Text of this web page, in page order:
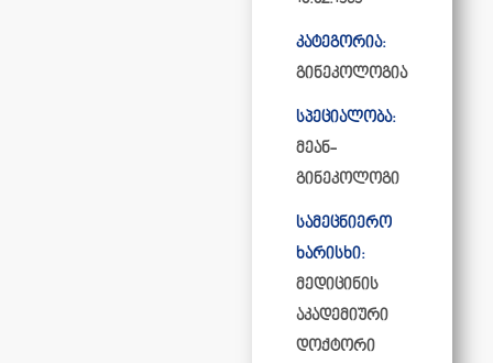
კატეგორია:
გინეკოლოგია
სპეციალობა:
მეან-
გინეკოლოგი
სამეცნიერო
ხარისხი:
მედიცინის
აკადემიური
დოქტორი